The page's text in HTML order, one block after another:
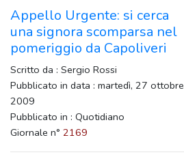
Appello Urgente: si cerca
una signora scomparsa nel
pomeriggio da Capoliveri
Scritto da : Sergio Rossi
Pubblicato in data : martedì, 27 ottobre
2009
Pubblicato in : Quotidiano
Giornale n° 2169